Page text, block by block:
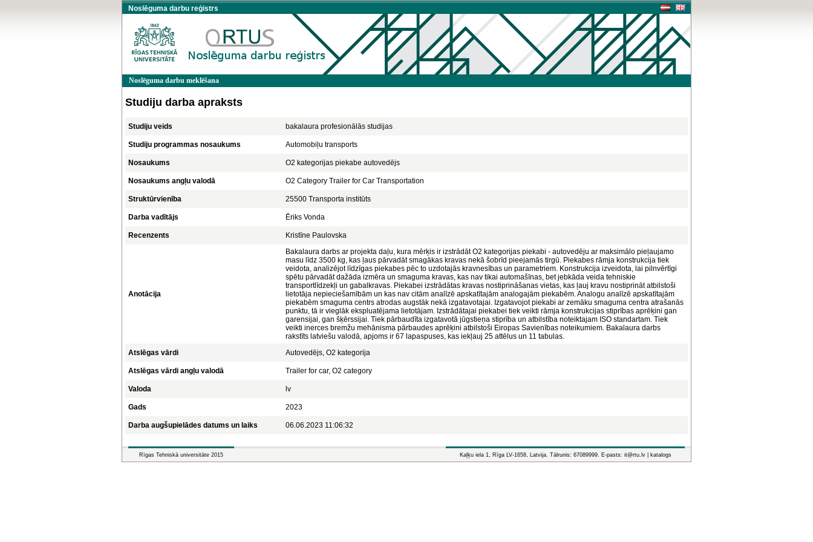
Noslēguma darbu reģistrs
Noslēguma darbu meklēšana
Studiju darba apraksts
Studiju veids bakalaura profesionālās studijas
Studiju programmas nosaukums Automobiļu transports
Nosaukums O2 kategorijas piekabe autovedējs
Nosaukums angļu valodā O2 Category Trailer for Car Transportation
Struktūrvienība 25500 Transporta institūts
Darba vadītājs Ēriks Vonda
Recenzents Kristīne Paulovska
Anotācija
Bakalaura darbs ar projekta daļu, kura mērķis ir izstrādāt O2 kategorijas piekabi - autovedēju ar maksimālo pieļaujamo
masu līdz 3500 kg, kas ļaus pārvadāt smagākas kravas nekā šobrīd pieejamās tirgū. Piekabes rāmja konstrukcija tiek
veidota, analizējot līdzīgas piekabes pēc to uzdotajās kravnesības un parametriem. Konstrukcija izveidota, lai pilnvērtīgi
spētu pārvadāt dažāda izmēra un smaguma kravas, kas nav tikai automašīnas, bet jebkāda veida tehniskie
transportlīdzekļi un gabalkravas. Piekabei izstrādātas kravas nostiprināšanas vietas, kas ļauj kravu nostiprināt atbilstoši
lietotāja nepieciešamībām un kas nav citām analīzē apskatītajām analogajām piekabēm. Analogu analīzē apskatītajām
piekabēm smaguma centrs atrodas augstāk nekā izgatavotajai. Izgatavojot piekabi ar zemāku smaguma centra atrašanās
punktu, tā ir vieglāk ekspluatējama lietotājam. Izstrādātajai piekabei tiek veikti rāmja konstrukcijas stiprības aprēķini gan
garensijai, gan šķērssijai. Tiek pārbaudīta izgatavotā jūgstieņa stiprība un atbilstība noteiktajam ISO standartam. Tiek
veikti inerces bremžu mehānisma pārbaudes aprēķini atbilstoši Eiropas Savienības noteikumiem. Bakalaura darbs
rakstīts latviešu valodā, apjoms ir 67 lapaspuses, kas iekļauj 25 attēlus un 11 tabulas.
Atslēgas vārdi
Autovedējs, O2 kategorija
Atslēgas vārdi angļu valodā Trailer for car, O2 category
Valoda lv
Gads 2023
Darba augšupielādes datums un laiks 06.06.2023 11:06:32
Rīgas Tehniskā universitāte 2015 Kaļķu iela 1, Rīga LV-1658, Latvija. Tālrunis: 67089999. E-pasts: it@rtu.lv | katalogs